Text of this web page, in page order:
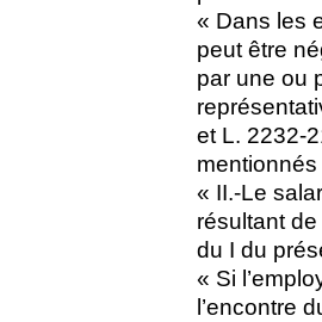
« Dans les
peut être
par une ou
et L. 2232-
mentionnés
« II.-Le
résultant
du I du
« Si
l’encontre